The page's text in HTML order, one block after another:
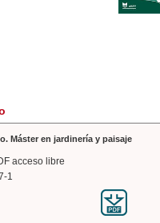
Máster en jardinería y paisaje
acceso libre
1